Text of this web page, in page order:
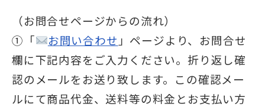
（お問合せページからの流れ）
①「
お問い合わせ 」ページより、お問合せ
欄に下記内容をご入力ください。折り返し確
認のメールをお送り致します。この確認メー
ルにて商品代金、送料等の料金とお支払い方